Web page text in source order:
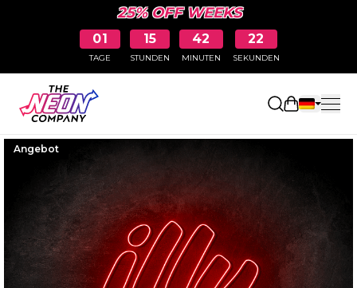
25% OFF WEEKS
01
TAGE
15
STUNDEN
42
MINUTEN
21
SEKUNDEN
Angebot